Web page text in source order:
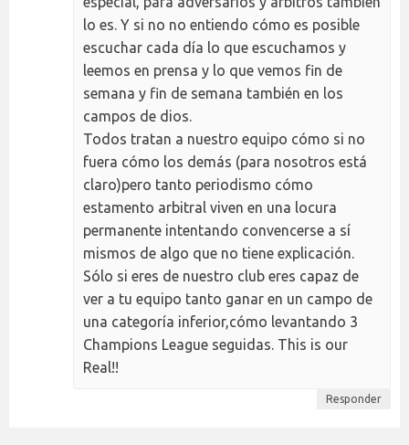
lo es. Y si no no entiendo cómo es posible
escuchar cada día lo que escuchamos y
leemos en prensa y lo que vemos fin de
semana y fin de semana también en los
campos de dios.
Todos tratan a nuestro equipo cómo si no
fuera cómo los demás (para nosotros está
claro)pero tanto periodismo cómo
estamento arbitral viven en una locura
permanente intentando convencerse a sí
mismos de algo que no tiene explicación.
Sólo si eres de nuestro club eres capaz de
ver a tu equipo tanto ganar en un campo de
una categoría inferior,cómo levantando 3
Champions League seguidas. This is our
Real!!
Responder